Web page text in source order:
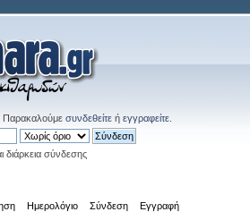
. Παρακαλούμε συνδεθείτε ή εγγραφείτε
σύνδεσης
Ημερολόγιο Σύνδεση Εγγραφή